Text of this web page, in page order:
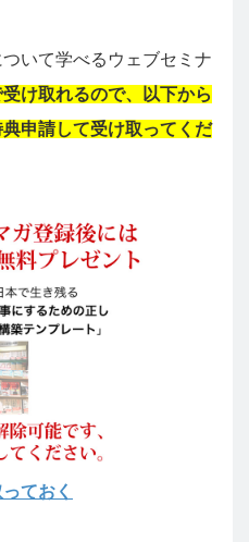
いて学べるウェブセミナ
け取れるので、以下から
申請して受け取ってくだ
ておく